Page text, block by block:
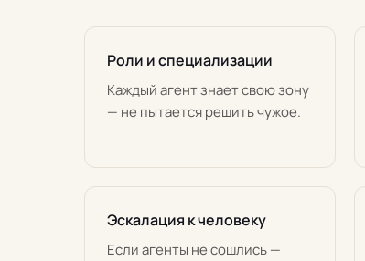
Роли и специализации
Каждый агент знает свою зону
— не пытается решить чужое.
Эскалация к человеку
Если агенты не сошлись —